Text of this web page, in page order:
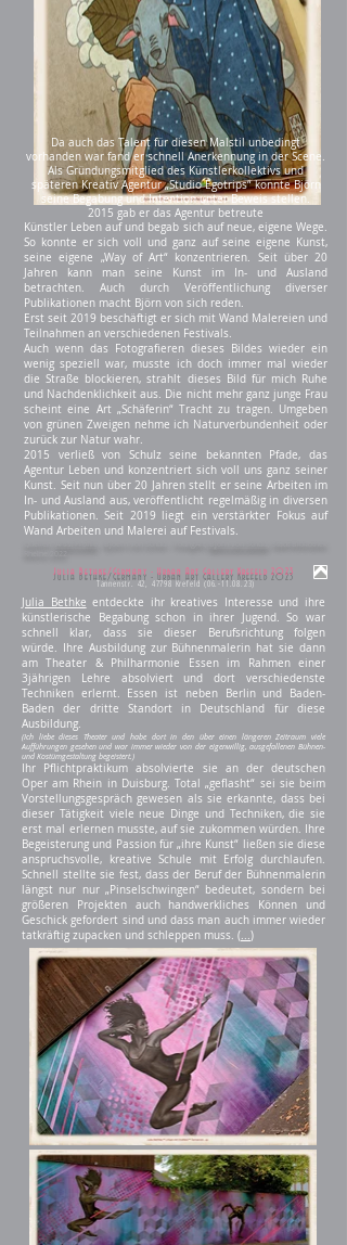
Da auch das Talent für diesen Malstil unbedingt
vorhanden war fand er schnell Anerkennung in der Scene.
Als Gründungsmitglied des Künstlerkollektivs und
späteren Kreativ Agentur „Studio Egotrips“ konnte Björn
seine Begabung und Intention unter Beweis stellen.
2015 gab er das Agentur betreute
Künstler Leben auf und begab sich auf neue, eigene Wege.
So konnte er sich voll und ganz auf seine eigene Kunst,
seine eigene „Way of Art“ konzentrieren. Seit über 20
Jahren kann man seine Kunst im In- und Ausland
betrachten. Auch durch Veröffentlichung diverser
Publikationen macht Björn von sich reden.
Erst seit 2019 beschäftigt er sich mit Wand Malereien und
Teilnahmen an verschiedenen Festivals.
Auch wenn das Fotografieren dieses Bildes wieder ein
wenig speziell war, musste ich doch immer mal wieder
die Straße blockieren, strahlt dieses Bild für mich Ruhe
und Nachdenklichkeit aus. Die nicht mehr ganz junge Frau
scheint eine Art „Schäferin“ Tracht zu tragen. Umgeben
von grünen Zweigen nehme ich Naturverbundenheit oder
zurück zur Natur wahr.
2015 verließ von Schulz seine bekannten Pfade, das
Agentur Leben und konzentriert sich voll uns ganz seiner
Kunst. Seit nun über 20 Jahren stellt er seine Arbeiten im
In- und Ausland aus, veröffentlicht regelmäßig in diversen
Publikationen.Seit 2019 liegt ein verstärkter Fokus auf
Wand Arbeiten und Malerei auf Festivals.
Julia Bethke/Germany - Urban Art Gallery Krefeld 2023
Tannenstr. 42, 47798 Krefeld (06.-11.08.23)
Julia Bethke entdeckte ihr kreatives Interesse und ihre
künstlerische Begabung schon in ihrer Jugend. So war
schnell klar, dass sie dieser Berufsrichtung folgen
würde. Ihre Ausbildung zur Bühnenmalerin hat sie dann
am Theater & Philharmonie Essen im Rahmen einer
3jährigen Lehre absolviert und dort verschiedenste
Techniken erlernt. Essen ist neben Berlin und Baden-
Baden der dritte Standort in Deutschland für diese
Ausbildung.
(Ich liebe dieses Theater und habe dort in den über einen längeren Zeitraum viele
Aufführungen gesehen und war immer wieder von der eigenwillig, ausgefallenen Bühnen-
und Kostümgestaltung begeistert.)
Ihr Pflichtpraktikum absolvierte sie an der deutschen
Oper am Rhein in Duisburg. Total „geflasht“ sei sie beim
Vorstellungsgespräch gewesen als sie erkannte, dass bei
dieser Tätigkeit viele neue Dinge und Techniken, die sie
erst mal erlernen musste, auf sie zukommen würden. Ihre
Begeisterung und Passion für „ihre Kunst“ ließen sie diese
anspruchsvolle, kreative Schule mit Erfolg durchlaufen.
Schnell stellte sie fest, dass der Beruf der Bühnenmalerin
längst nur nur „Pinselschwingen“ bedeutet, sondern bei
größeren Projekten auch handwerkliches Können und
Geschick gefordert sind und dass man auch immer wieder
tatkräftig zupacken und schleppen muss. (...)